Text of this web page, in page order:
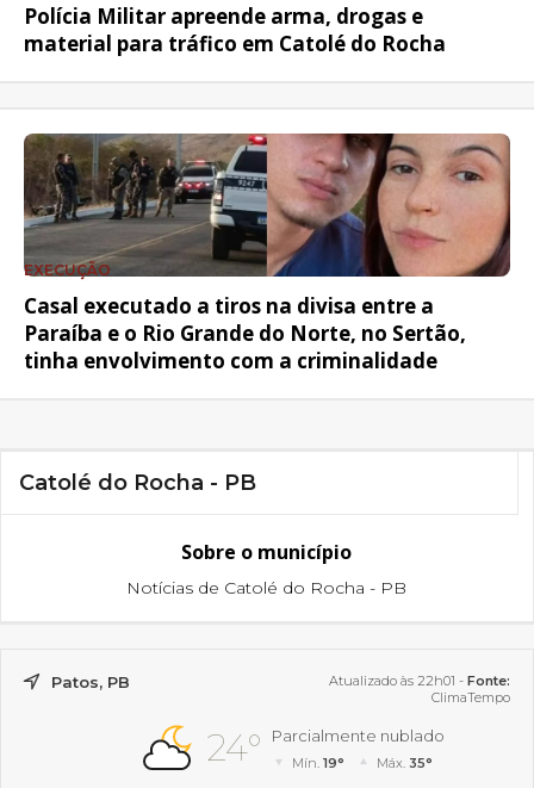
Polícia Militar apreende arma, drogas e
material para tráfico em Catolé do Rocha
EXECUÇÃO
Casal executado a tiros na divisa entre a
Paraíba e o Rio Grande do Norte, no Sertão,
tinha envolvimento com a criminalidade
Catolé do Rocha - PB
Sobre o município
Notícias de Catolé do Rocha - PB
Patos, PB Atualizado às 22h01 - Fonte:
ClimaTempo
24° Parcialmente nublado
Mín.19° Máx. 35°